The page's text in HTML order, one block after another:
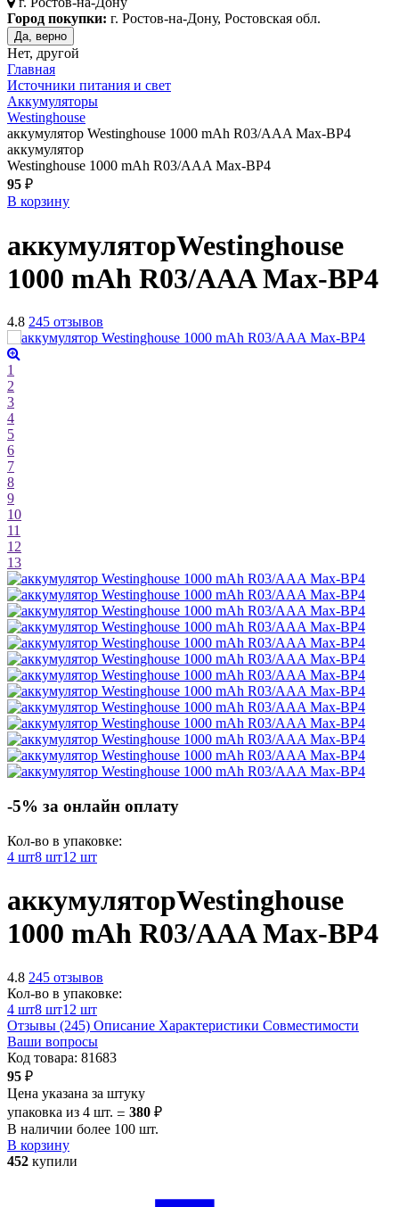
Город покупки: г. Ростов-на-Дону, Ростовская обл.
Да, верно
Нет, другой
Главная
Источники питания и свет
Аккумуляторы
Westinghouse
аккумулятор Westinghouse 1000 mAh R03/AAA Max-BP4
аккумулятор
Westinghouse 1000 mAh R03/AAA Max-BP4
95 ₽
В корзину
аккумуляторWestinghouse
1000 mAh R03/AAA Max-BP4
4.8 245 отзывов
1
2
3
4
5
6
7
8
9
10
11
12
13
-5% за онлайн оплату
Кол-во в упаковке:
4 шт8 шт12 шт
аккумуляторWestinghouse
1000 mAh R03/AAA Max-BP4
4.8 245 отзывов
Кол-во в упаковке:
4 шт8 шт12 шт
Отзывы (245) Описание Характеристики Совместимости
Ваши вопросы
Код товара: 81683
95 ₽
Цена указана за штуку
упаковка из 4 шт. = 380 ₽
В наличии более 100 шт.
В корзину
452 купили